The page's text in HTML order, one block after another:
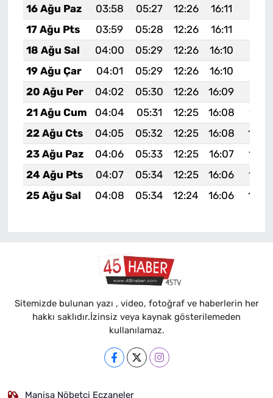
16 Ağu Paz
03:58 05:27 12:26 16:11
17 Ağu Pts
03:59 05:28 12:26 16:11
18 Ağu Sal
04:00 05:29 12:26 16:10
19 Ağu Çar
04:01 05:29 12:26 16:10
20 Ağu Per
04:02 05:30 12:26 16:09
21 Ağu Cum
04:04 05:31 12:25 16:08
19:10
22 Ağu Cts
04:05 05:32 12:25 16:08
23 Ağu Paz
04:06 05:33 12:25 16:07
24 Ağu Pts
04:07 05:34 12:25 16:06
25 Ağu Sal
04:08 05:34 12:24 16:06
Sitemizde bulunan yazı , video, fotoğraf ve haberlerin her
hakkı saklıdır.İzinsiz veya kaynak gösterilemeden
kullanılamaz.
Manisa Nöbetçi Eczaneler